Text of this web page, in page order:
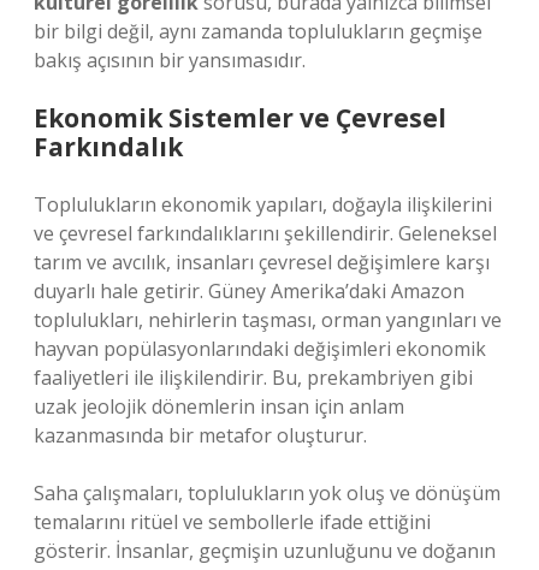
bir bilgi değil, aynı zamanda toplulukların geçmişe
bakış açısının bir yansımasıdır.
Ekonomik Sistemler ve Çevresel
Farkındalık
Toplulukların ekonomik yapıları, doğayla ilişkilerini
ve çevresel farkındalıklarını şekillendirir. Geleneksel
tarım ve avcılık, insanları çevresel değişimlere karşı
duyarlı hale getirir. Güney Amerika’daki Amazon
toplulukları, nehirlerin taşması, orman yangınları ve
hayvan popülasyonlarındaki değişimleri ekonomik
faaliyetleri ile ilişkilendirir. Bu, prekambriyen gibi
uzak jeolojik dönemlerin insan için anlam
kazanmasında bir metafor oluşturur.
Saha çalışmaları, toplulukların yok oluş ve dönüşüm
temalarını ritüel ve sembollerle ifade ettiğini
gösterir. İnsanlar, geçmişin uzunluğunu ve doğanın